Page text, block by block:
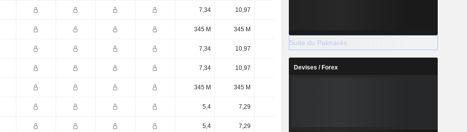
7,34 10,97
345 M 345 M
7,34 10,97 9,85 9,53 2,45
7,34 10,97 9,63
345 M 345 M
5,4 7,29
5,4 7,29
Suite du Palmarès
Devises / Forex